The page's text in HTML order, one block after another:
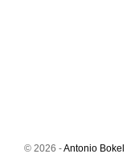
© 2026 -Antonio Bokel